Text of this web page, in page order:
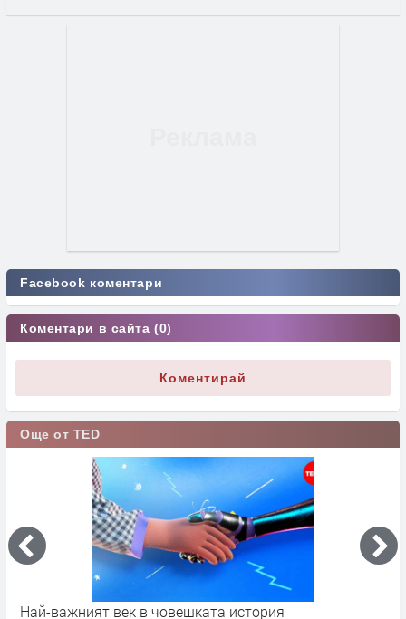
Facebook коментари
Коментари в сайта (0)
Коментирай
Още от TED
Най-важният век в човешката история